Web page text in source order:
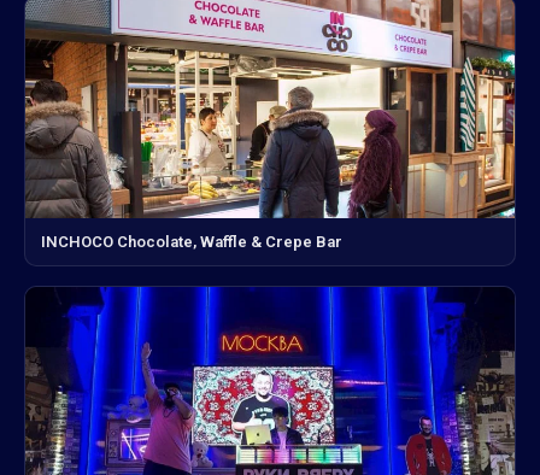
INCHOCO Chocolate, Waffle & Crepe Bar